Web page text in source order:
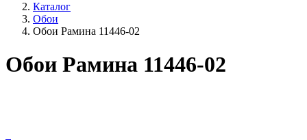
Каталог
Обои
Обои Рамина 11446-02
Обои Рамина 11446-02